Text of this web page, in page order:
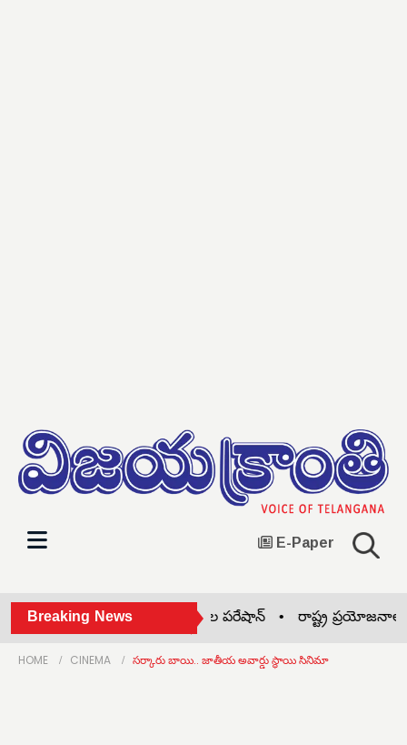
E-Paper
Breaking News
అనలాగ్ పనీర్‌పై బ్యాన్ • ఫీజుల పరేషాన్ • రాష్ట్ర ప్రయోజనాలు
HOME CINEMA సర్కారు బాయి.. జాతీయ అవార్డు స్థాయి సినిమా